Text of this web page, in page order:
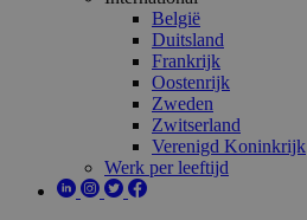
België
Duitsland
Frankrijk
Oostenrijk
Zweden
Zwitserland
Verenigd Koninkrijk
Werk per leeftijd